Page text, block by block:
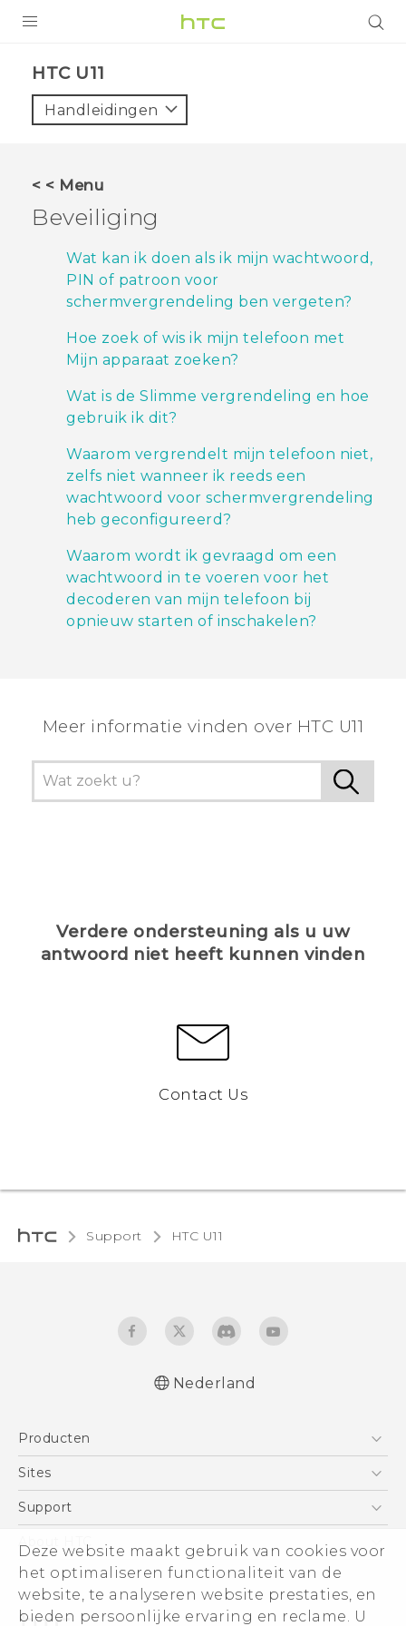
Deze website maakt gebruik van cookies voor
het optimaliseren functionaliteit van de
website, te analyseren website prestaties, en
bieden persoonlijke ervaring en reclame. U
VIVE
HTC Club
SUPPORT
Aanmelden
HTC U11‎
Handleidingen
< < Menu
Beveiliging
Wat kan ik doen als ik mijn wachtwoord,
PIN of patroon voor
schermvergrendeling ben vergeten?
Hoe zoek of wis ik mijn telefoon met
Mijn apparaat zoeken?
Wat is de Slimme vergrendeling en hoe
gebruik ik dit?
Waarom vergrendelt mijn telefoon niet,
zelfs niet wanneer ik reeds een
wachtwoord voor schermvergrendeling
heb geconfigureerd?
Waarom wordt ik gevraagd om een
wachtwoord in te voeren voor het
decoderen van mijn telefoon bij
opnieuw starten of inschakelen?
Meer informatie vinden over HTC U11
Verdere ondersteuning als u uw
antwoord niet heeft kunnen vinden
Contact Us
Support HTC U11‎
Nederlands - Gids voor veiligheid en
Nederlands - Gids voor veiligheid en
wettelijke voorschriften (Nano-Sim)
Deutsch - Informationen zur Sicherheit und
behördliche Bestimmungen (Dual Nano-
Sim)
Nederland
Producten
Telefoons
Vive
Accessoires
Sites
HTC Vive
Aan de slag
Support
Support voor eCommerce
About HTC
ESG
Informatie over het bedrijf